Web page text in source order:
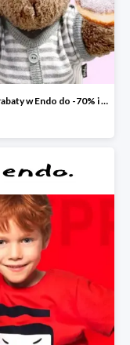
Tłuste rabaty w Endo do -70% i extra -20% na wszystko